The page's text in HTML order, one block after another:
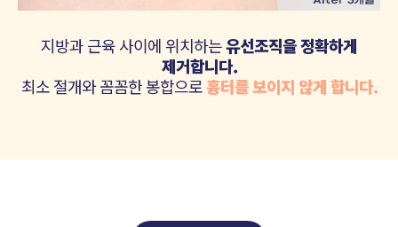
지방과 근육 사이에 위치하는유선조직을 정확하게
제거합니다.
최소 절개와 꼼꼼한 봉합으로흉터를 보이지 않게 합니다.